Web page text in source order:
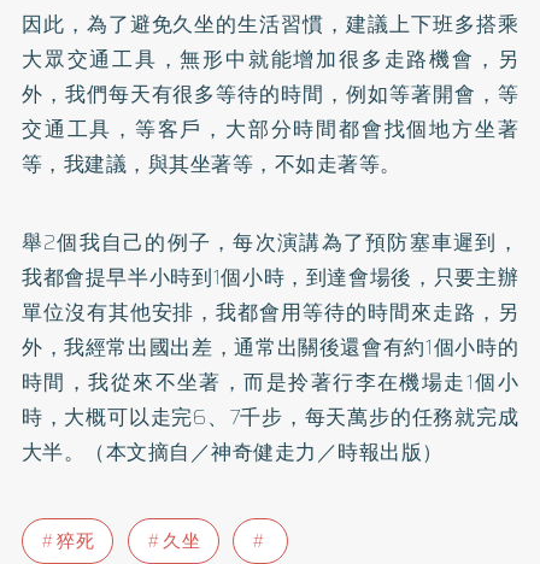
因此，為了避免久坐的生活習慣，建議上下班多搭乘
大眾交通工具，無形中就能增加很多走路機會，另
外，我們每天有很多等待的時間，例如等著開會，等
交通工具，等客戶，大部分時間都會找個地方坐著
等，我建議，與其坐著等，不如走著等。
舉2個我自己的例子，每次演講為了預防塞車遲到，
我都會提早半小時到1個小時，到達會場後，只要主辦
單位沒有其他安排，我都會用等待的時間來走路，另
外，我經常出國出差，通常出關後還會有約1個小時的
時間，我從來不坐著，而是拎著行李在機場走1個小
時，大概可以走完6、7千步，每天萬步的任務就完成
大半。（本文摘自／神奇健走力／時報出版）
猝死 久坐